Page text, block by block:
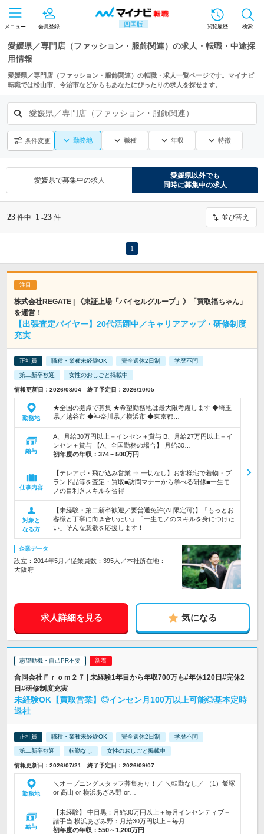
四国版
メニュー 会員登録 閲覧履歴 検索
愛媛県／専門店（ファッション・服飾関連）の求人・転職・中途採
用情報
愛媛県／専門店（ファッション・服飾関連）の転職・求人一覧ページです。マイナビ
転職では松山市、今治市などからもあなたにぴったりの求人を探せます。
愛媛県／専門店（ファッション・服飾関連）
条件変更 勤務地 職種 年収 特徴
愛媛県で募集中の求人
愛媛県以外でも
同時に募集中の求人
23 件中 1 -23 件 並び替え
1
株式会社REGATE | 《東証上場「バイセルグループ」》「買取福ちゃん」
を運営！
【出張査定バイヤー】20代活躍中／キャリアアップ・研修制度
充実
正社員 職種・業種未経験OK 完全週休2日制 学歴不問
第二新卒歓迎 女性のおしごと掲載中
情報更新日：2026/08/04 終了予定日：2026/10/05
勤務地
★全国の拠点で募集 ★希望勤務地は最大限考慮します ◆埼玉
県／越谷市 ◆神奈川県／横浜市 ◆東京都…
給与
A、月給30万円以上＋インセン＋賞与 B、月給27万円以上＋イ
ンセン＋賞与 【A、全国勤務の場合】 月給30…
初年度の年収： 374～500万円
仕事内容
【テレアポ・飛び込み営業 ⇒ 一切なし】お客様宅で着物・ブ
ランド品等を査定・買取■訪問マナーから学べる研修■一生モ
ノの目利きスキルを習得
対象と
なる方
【未経験・第二新卒歓迎／要普通免許(AT限定可)】「もっとお
客様と丁寧に向き合いたい」「一生モノのスキルを身につけた
い」そんな意欲を応援します！
企業データ
設立：2014年5月／従業員数：395人／本社所在地：
大阪府
求人詳細を見る 気になる
志望動機・自己PR不要
合同会社Ｆｒｏｍ２７ | 未経験1年目から年収700万も#年休120日#完休2
日#研修制度充実
未経験OK【買取営業】◎インセン月100万以上可能◎基本定時
退社
正社員 職種・業種未経験OK 完全週休2日制 学歴不問
第二新卒歓迎 転勤なし 女性のおしごと掲載中
情報更新日：2026/07/21 終了予定日：2026/09/07
勤務地
＼オープニングスタッフ募集あり！／ ＼転勤なし／ （1）飯塚
or 高山 or 横浜あざみ野 or…
給与
【未経験】 中目黒：月給30万円以上＋毎月インセンティブ＋
諸手当 横浜あざみ野：月給30万円以上＋毎月…
初年度の年収： 550～1,200万円